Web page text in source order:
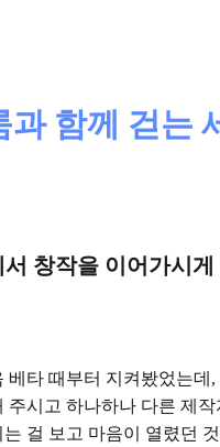
함께 걷는
서 창작을 이어가시
베타 때부터 지켜봤었는데,
주시고 하나하나 다른 제
걸 보고 마음이 열렸던